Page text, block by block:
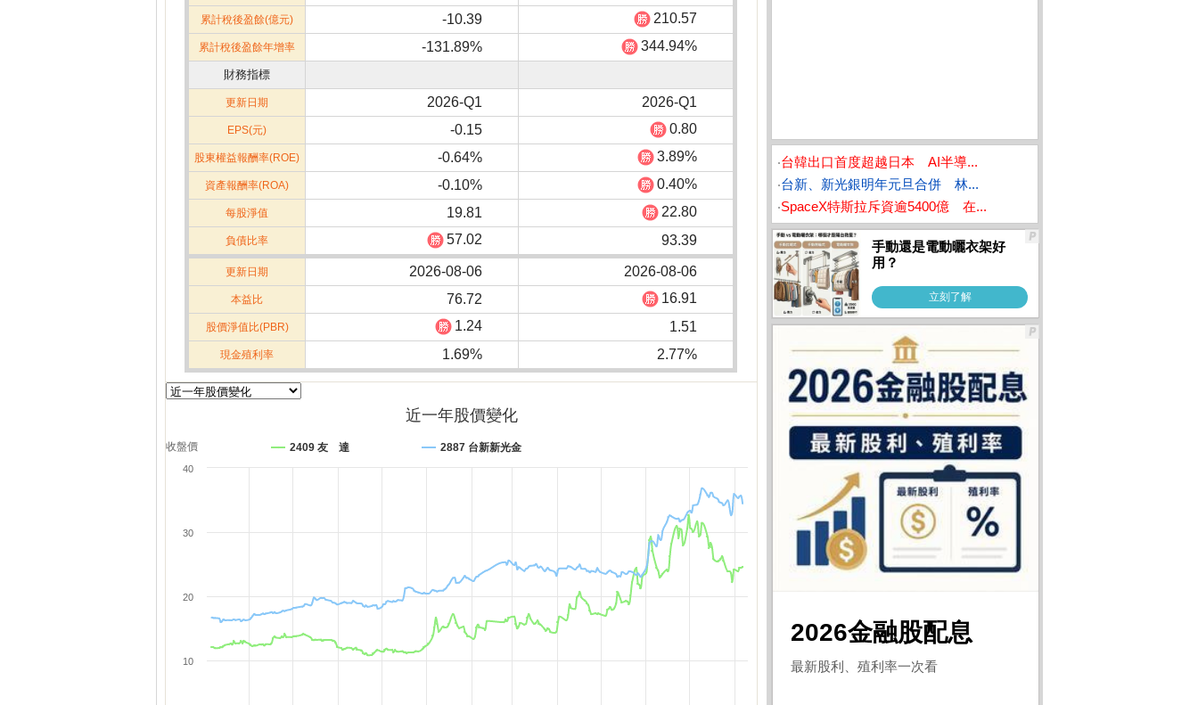
累計稅後盈餘(億元) -10.39 210.57
累計稅後盈餘年增率 -131.89% 344.94%
財務指標
更新日期 2026-Q1 2026-Q1
EPS(元) -0.15 0.80
股東權益報酬率(ROE) -0.64% 3.89%
資產報酬率(ROA) -0.10% 0.40%
每股淨值 19.81 22.80
負債比率 57.02 93.39
更新日期 2026-08-06 2026-08-06
本益比 76.72 16.91
股價淨值比(PBR) 1.24 1.51
現金殖利率 1.69% 2.77%
收盤價
近一年股價變化
2409 友 達 2887 台新新光金
10
20
30
40
‧台韓出口首度超越日本 AI半導...
‧台新、新光銀明年元旦合併 林...
‧SpaceX特斯拉斥資逾5400億 在...